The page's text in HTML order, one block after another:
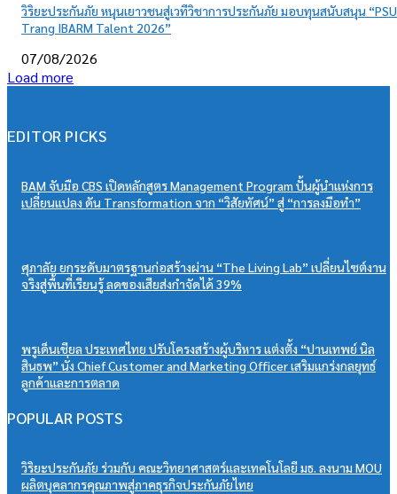
วิริยะประกันภัย หนุนเยาวชนสู่เวทีวิชาการประกันภัย มอบทุนสนับสนุน “PSU
Trang IBARM Talent 2026”
07/08/2026
Load more
EDITOR PICKS
BAM จับมือ CBS เปิดหลักสูตร Management Program ปั้นผู้นำแห่งการ
เปลี่ยนแปลง ดัน Transformation จาก “วิสัยทัศน์” สู่ “การลงมือทำ”
ศุภาลัย ยกระดับมาตรฐานก่อสร้างผ่าน “The Living Lab” เปลี่ยนไซต์งาน
จริงสู่พื้นที่เรียนรู้ ลดของเสียส่งกำจัดได้ 39%
พรูเด็นเชียล ประเทศไทย ปรับโครงสร้างผู้บริหาร แต่งตั้ง “ปานเทพย์ นิล
สินธพ” นั่ง Chief Customer and Marketing Officer เสริมแกร่งกลยุทธ์
ลูกค้าและการตลาด
POPULAR POSTS
วิริยะประกันภัย ร่วมกับ คณะวิทยาศาสตร์และเทคโนโลยี มธ. ลงนาม MOU
ผลิตบุคลากรคุณภาพสู่ภาคธุรกิจประกันภัยไทย